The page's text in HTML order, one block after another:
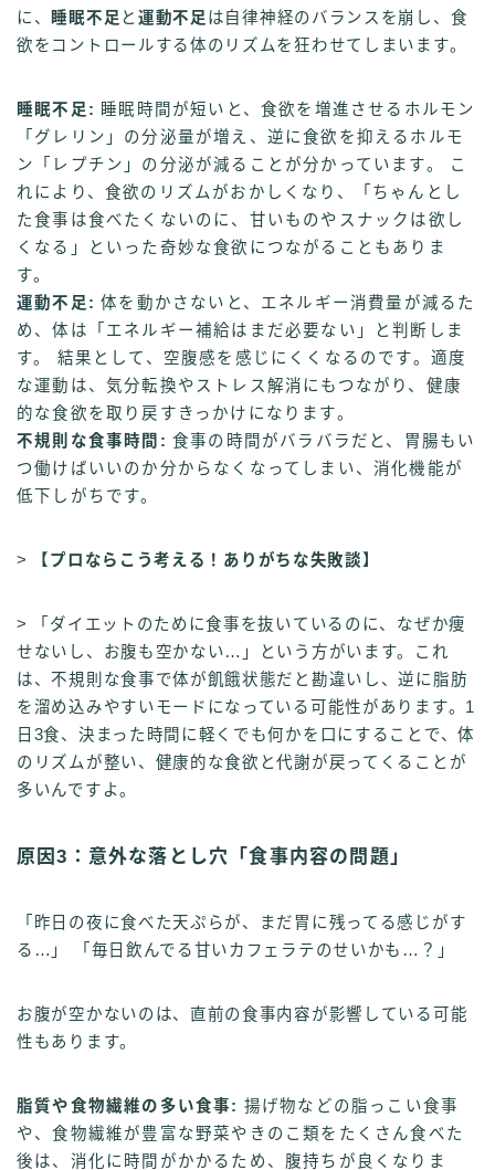
に、 睡眠不足 と 運動不足 は自律神経のバランスを崩し、食
欲をコントロールする体のリズムを狂わせてしまいます。
睡眠不足: 睡眠時間が短いと、食欲を増進させるホルモン
「グレリン」の分泌量が増え、逆に食欲を抑えるホルモ
ン「レプチン」の分泌が減ることが分かっています。 こ
れにより、食欲のリズムがおかしくなり、「ちゃんとし
た食事は食べたくないのに、甘いものやスナックは欲し
くなる」といった奇妙な食欲につながることもありま
す。
運動不足: 体を動かさないと、エネルギー消費量が減るた
め、体は「エネルギー補給はまだ必要ない」と判断しま
す。 結果として、空腹感を感じにくくなるのです。適度
な運動は、気分転換やストレス解消にもつながり、健康
的な食欲を取り戻すきっかけになります。
不規則な食事時間: 食事の時間がバラバラだと、胃腸もい
つ働けばいいのか分からなくなってしまい、消化機能が
低下しがちです。
> 【プロならこう考える！ありがちな失敗談】
> 「ダイエットのために食事を抜いているのに、なぜか痩
せないし、お腹も空かない…」という方がいます。これ
は、不規則な食事で体が飢餓状態だと勘違いし、逆に脂肪
を溜め込みやすいモードになっている可能性があります。1
日3食、決まった時間に軽くでも何かを口にすることで、体
のリズムが整い、健康的な食欲と代謝が戻ってくることが
多いんですよ。
原因3：意外な落とし穴「食事内容の問題」
「昨日の夜に食べた天ぷらが、まだ胃に残ってる感じがす
る…」 「毎日飲んでる甘いカフェラテのせいかも…？」
お腹が空かないのは、直前の食事内容が影響している可能
性もあります。
脂質や食物繊維の多い食事: 揚げ物などの脂っこい食事
や、食物繊維が豊富な野菜やきのこ類をたくさん食べた
後は、消化に時間がかかるため、腹持ちが良くなりま